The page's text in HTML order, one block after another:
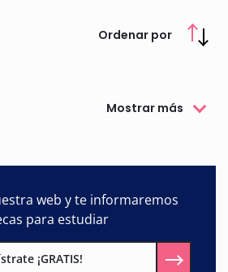
Ordenar por
Mostrar más
web y te informaremos
para estudiar
¡GRATIS!